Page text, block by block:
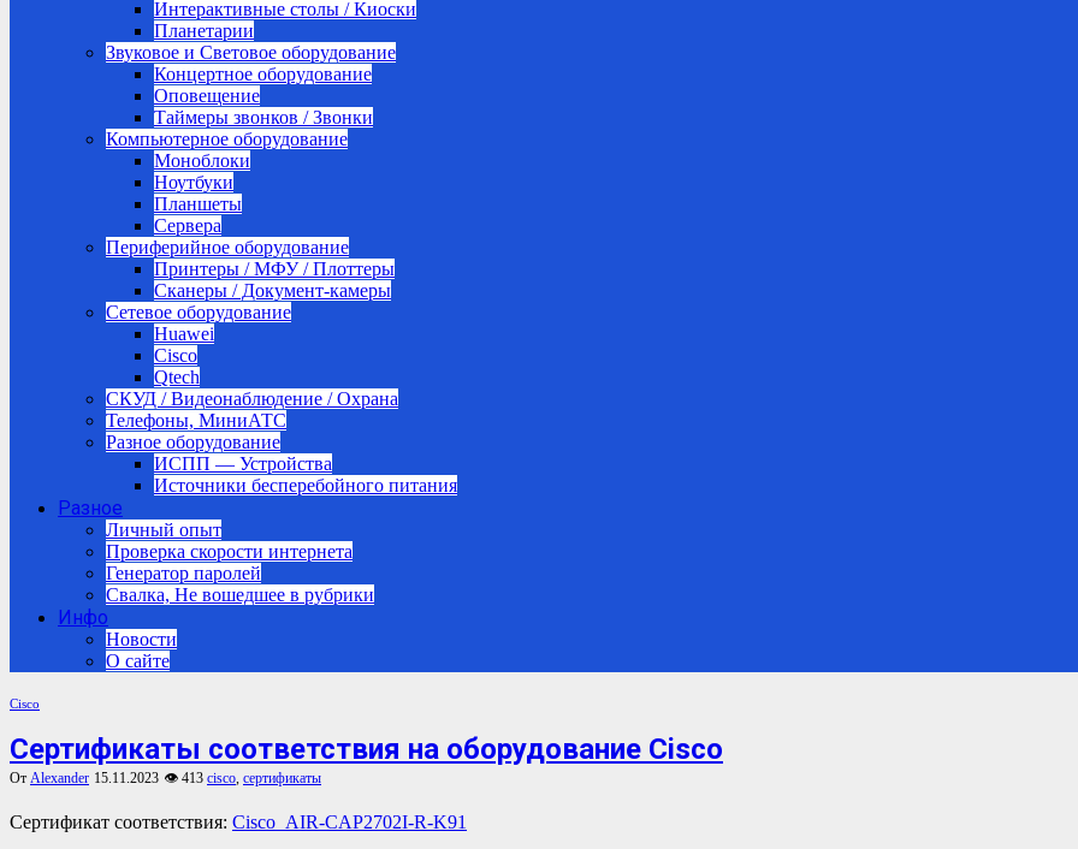
Интерактивные столы / Киоски
Планетарии
Звуковое и Световое оборудование
Концертное оборудование
Оповещение
Таймеры звонков / Звонки
Компьютерное оборудование
Моноблоки
Ноутбуки
Планшеты
Сервера
Периферийное оборудование
Принтеры / МФУ / Плоттеры
Сканеры / Документ-камеры
Сетевое оборудование
Huawei
Cisco
Qtech
СКУД / Видеонаблюдение / Охрана
Телефоны, МиниАТС
Разное оборудование
ИСПП — Устройства
Источники бесперебойного питания
Разное
Личный опыт
Проверка скорости интернета
Генератор паролей
Свалка, Не вошедшее в рубрики
Инфо
Новости
О сайте
Cisco
Сертификаты соответствия на оборудование Cisco
От Alexander 15.11.2023 👁 413 cisco, сертификаты
Сертификат соответствия: Cisco_AIR-CAP2702I-R-K91